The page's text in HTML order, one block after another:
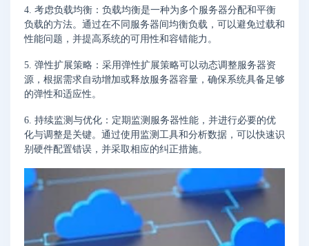
4. 考虑负载均衡：负载均衡是一种为多个服务器分配和平衡
负载的方法。通过在不同服务器间均衡负载，可以避免过载和
性能问题，并提高系统的可用性和容错能力。
5. 弹性扩展策略：采用弹性扩展策略可以动态调整服务器资
源，根据需求自动增加或释放服务器容量，确保系统具备足够
的弹性和适应性。
6. 持续监测与优化：定期监测服务器性能，并进行必要的优
化与调整是关键。通过使用监测工具和分析数据，可以快速识
别硬件配置错误，并采取相应的纠正措施。